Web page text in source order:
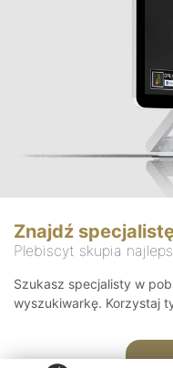
Znajdź
Plebiscyt skupia
Szukasz specjalisty w
wyszukiwarkę. Korzystaj